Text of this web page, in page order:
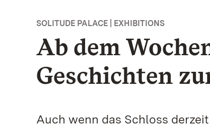
SOLITUDE PALACE | EXHIBITIONS
Ab dem
Geschichten
Auch wenn das Schloss